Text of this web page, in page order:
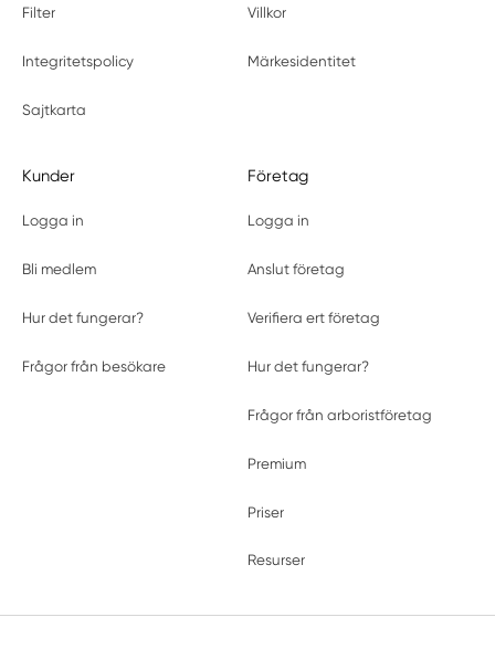
Filter Villkor
Integritetspolicy Märkesidentitet
Sajtkarta
Kunder
Logga in
Bli medlem
Hur det fungerar?
Frågor från besökare
Företag
Logga in
Anslut företag
Verifiera ert företag
Hur det fungerar?
Frågor från arboristföretag
Premium
Priser
Resurser